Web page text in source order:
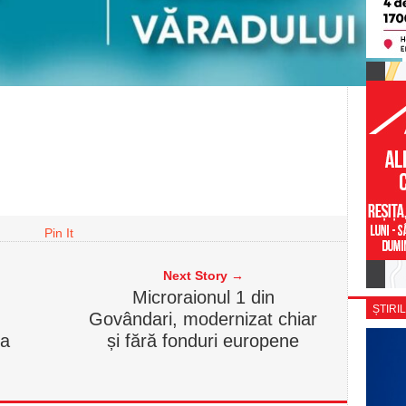
Pin It
Next Story →
Microraionul 1 din
Govândari, modernizat chiar
și fără fonduri europene